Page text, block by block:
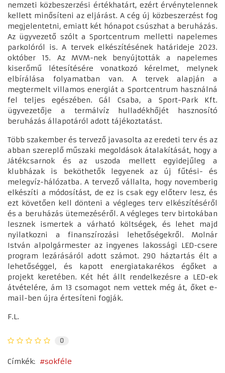
nemzeti közbeszerzési értékhatárt, ezért érvénytelennek
kellett minősíteni az eljárást. A cég új közbeszerzést fog
megjelentetni, emiatt két hónapot csúszhat a beruházás.
Az ügyvezető szólt a Sportcentrum melletti napelemes
parkolóról is. A tervek elkészítésének határideje 2023.
október 15. Az MVM-nek benyújtották a napelemes
kiserőmű létesítésére vonatkozó kérelmet, melynek
elbírálása folyamatban van. A tervek alapján a
megtermelt villamos energiát a Sportcentrum használná
fel teljes egészében. Gál Csaba, a Sport-Park Kft.
ügyvezetője a termálvíz hulladékhőjét hasznosító
beruházás állapotáról adott tájékoztatást.
Több szakember és tervező javasolta az eredeti terv és az
abban szereplő műszaki megoldások átalakítását, hogy a
Játékcsarnok és az uszoda mellett egyidejűleg a
klubházak is beköthetők legyenek az új fűtési- és
melegvíz-hálózatba. A tervező vállalta, hogy novemberig
elkészíti a módosítást, de ez is csak egy előterv lesz, és
ezt követően kell dönteni a végleges terv elkészítéséről
és a beruházás ütemezéséről. A végleges terv birtokában
lesznek ismertek a várható költségek, és lehet majd
nyilatkozni a finanszírozási lehetőségekről. Molnár
István alpolgármester az ingyenes lakossági LED-csere
program lezárásáról adott számot. 290 háztartás élt a
lehetőséggel, és kapott energiatakarékos égőket a
projekt keretében. Két hét állt rendelkezésre a LED-ek
átvételére, ám 13 csomagot nem vettek még át, őket e-
mail-ben újra értesíteni fogják.
F.L.
0
Címkék: sokféle